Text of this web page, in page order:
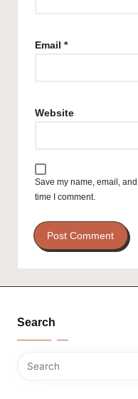
Email *
Website
Save my name, email,
time I comment.
Search